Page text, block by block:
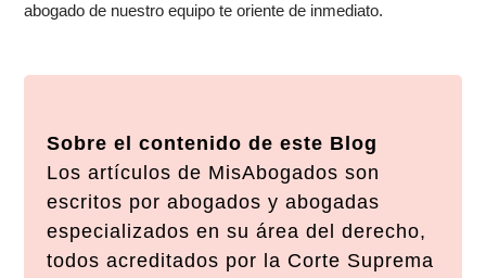
abogado de nuestro equipo te oriente de inmediato.
Sobre el contenido de este Blog
Los artículos de MisAbogados son
escritos por abogados y abogadas
especializados en su área del derecho,
todos acreditados por la Corte Suprema